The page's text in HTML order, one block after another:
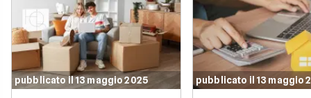
pubblicato il 13 maggio 2025 pubblicato il 13 maggio